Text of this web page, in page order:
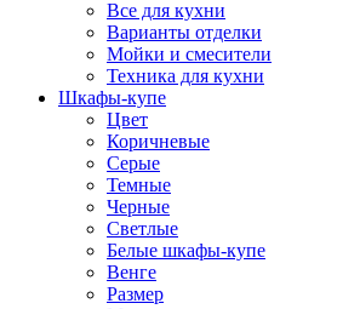
Все для кухни
Варианты отделки
Мойки и смесители
Техника для кухни
Шкафы-купе
Цвет
Коричневые
Серые
Темные
Черные
Светлые
Белые шкафы-купе
Венге
Размер